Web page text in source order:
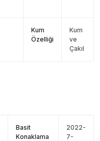
Kum
Özelliği
Kum
ve
Çakıl
Basit
Konaklama
2022-
7-